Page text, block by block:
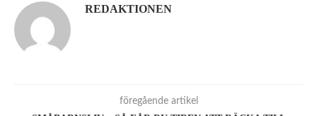
REDAKTIONEN
föregående artikel